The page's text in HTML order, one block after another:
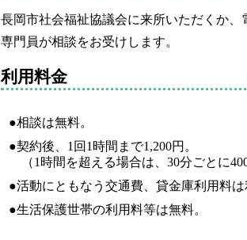
長岡市社会福祉協議会に来所いただくか、
専門員が相談をお受けします。
利用料金
相談は無料。
契約後、1回1時間まで1,200円。
（1時間を超える場合は、30分ごとに
活動にともなう交通費、貸金庫利用料は
生活保護世帯の利用料等は無料。